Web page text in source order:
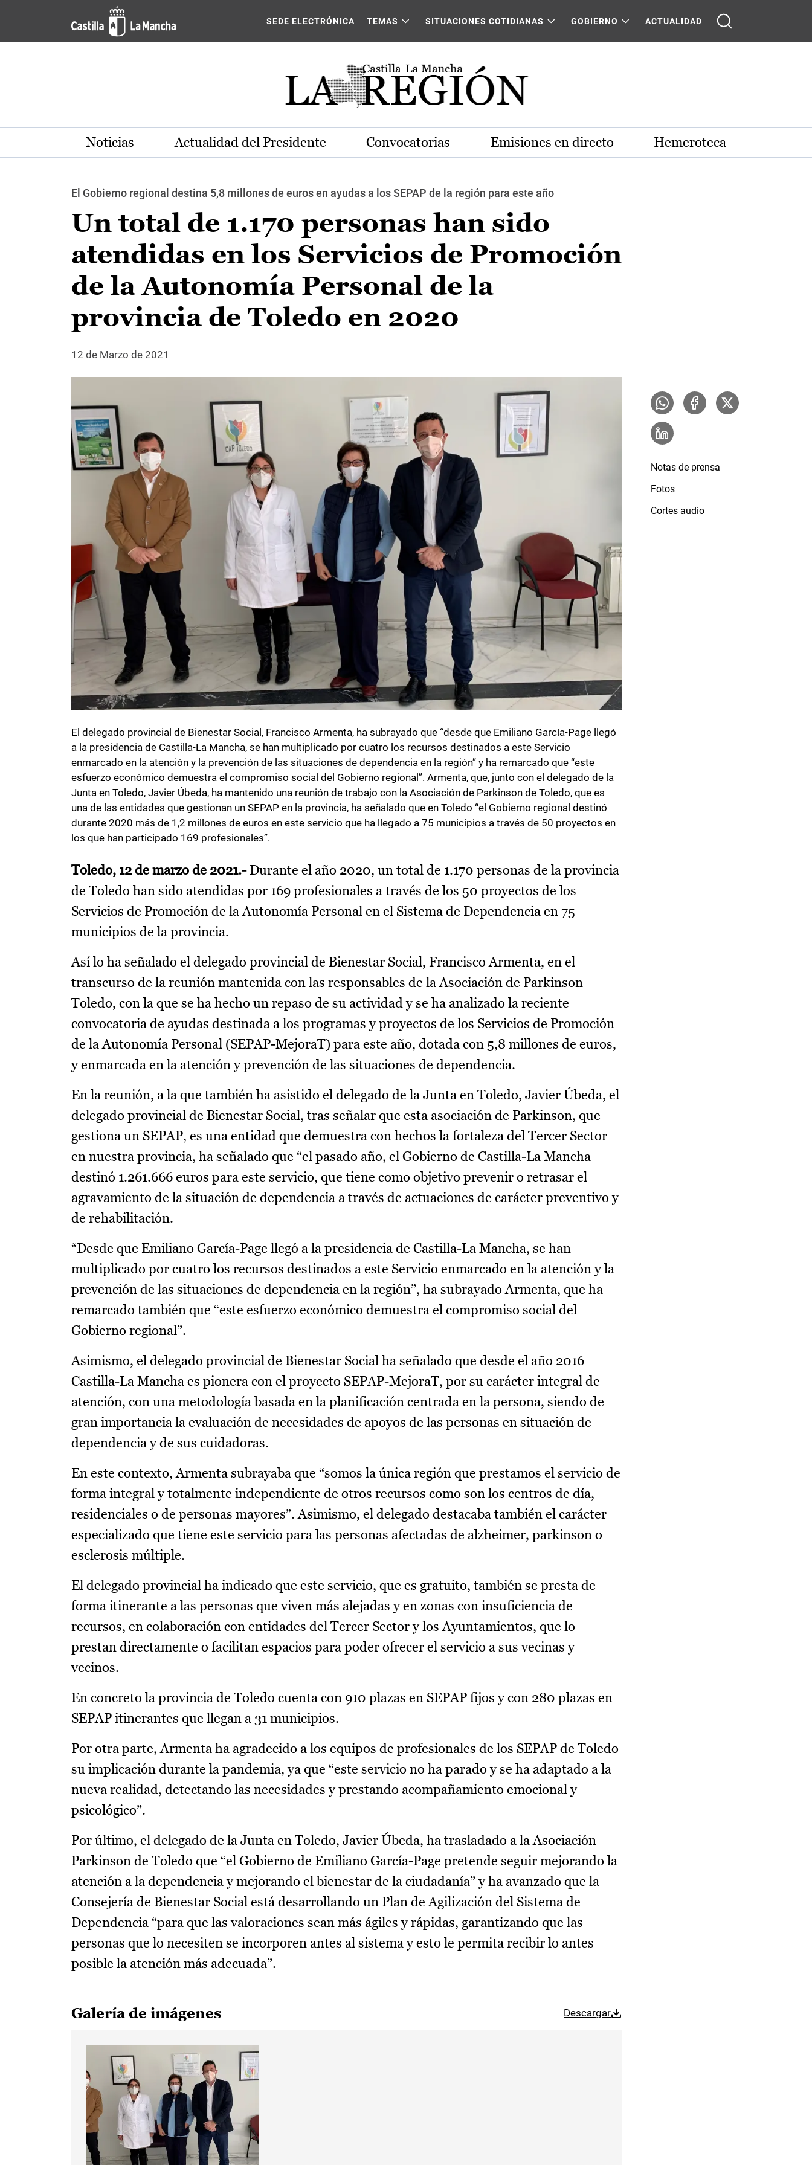
Pasar al contenido principal
SEDE ELECTRÓNICA TEMAS SITUACIONES COTIDIANAS GOBIERNO ACTUALIDAD
Noticias Actualidad del Presidente Convocatorias Emisiones en directo Hemeroteca
El Gobierno regional destina 5,8 millones de euros en ayudas a los SEPAP de la región para este año
Un total de 1.170 personas han sido
atendidas en los Servicios de Promoción
de la Autonomía Personal de la
provincia de Toledo en 2020
12 de Marzo de 2021
El delegado provincial de Bienestar Social, Francisco Armenta, ha subrayado que “desde que Emiliano García-Page llegó
a la presidencia de Castilla-La Mancha, se han multiplicado por cuatro los recursos destinados a este Servicio
enmarcado en la atención y la prevención de las situaciones de dependencia en la región” y ha remarcado que “este
esfuerzo económico demuestra el compromiso social del Gobierno regional”. Armenta, que, junto con el delegado de la
Junta en Toledo, Javier Úbeda, ha mantenido una reunión de trabajo con la Asociación de Parkinson de Toledo, que es
una de las entidades que gestionan un SEPAP en la provincia, ha señalado que en Toledo “el Gobierno regional destinó
durante 2020 más de 1,2 millones de euros en este servicio que ha llegado a 75 municipios a través de 50 proyectos en
los que han participado 169 profesionales”.
Toledo, 12 de marzo de 2021.-Durante el año 2020, un total de 1.170 personas de la provincia
de Toledo han sido atendidas por 169 profesionales a través de los 50 proyectos de los
Servicios de Promoción de la Autonomía Personal en el Sistema de Dependencia en 75
municipios de la provincia.
Así lo ha señalado el delegado provincial de Bienestar Social, Francisco Armenta, en el
transcurso de la reunión mantenida con las responsables de la Asociación de Parkinson
Toledo, con la que se ha hecho un repaso de su actividad y se ha analizado la reciente
convocatoria de ayudas destinada a los programas y proyectos de los Servicios de Promoción
de la Autonomía Personal (SEPAP-MejoraT) para este año, dotada con 5,8 millones de euros,
y enmarcada en la atención y prevención de las situaciones de dependencia.
En la reunión, a la que también ha asistido el delegado de la Junta en Toledo, Javier Úbeda, el
delegado provincial de Bienestar Social, tras señalar que esta asociación de Parkinson, que
gestiona un SEPAP, es una entidad que demuestra con hechos la fortaleza del Tercer Sector
en nuestra provincia, ha señalado que “el pasado año, el Gobierno de Castilla-La Mancha
destinó 1.261.666 euros para este servicio, que tiene como objetivo prevenir o retrasar el
agravamiento de la situación de dependencia a través de actuaciones de carácter preventivo y
de rehabilitación.
“Desde que Emiliano García-Page llegó a la presidencia de Castilla-La Mancha, se han
multiplicado por cuatro los recursos destinados a este Servicio enmarcado en la atención y la
prevención de las situaciones de dependencia en la región”, ha subrayado Armenta, que ha
remarcado también que “este esfuerzo económico demuestra el compromiso social del
Gobierno regional”.
Asimismo, el delegado provincial de Bienestar Social ha señalado que desde el año 2016
Castilla-La Mancha es pionera con el proyecto SEPAP-MejoraT, por su carácter integral de
atención, con una metodología basada en la planificación centrada en la persona, siendo de
gran importancia la evaluación de necesidades de apoyos de las personas en situación de
dependencia y de sus cuidadoras.
En este contexto, Armenta subrayaba que “somos la única región que prestamos el servicio de
forma integral y totalmente independiente de otros recursos como son los centros de día,
residenciales o de personas mayores”. Asimismo, el delegado destacaba también el carácter
especializado que tiene este servicio para las personas afectadas de alzheimer, parkinson o
esclerosis múltiple.
El delegado provincial ha indicado que este servicio, que es gratuito, también se presta de
forma itinerante a las personas que viven más alejadas y en zonas con insuficiencia de
recursos, en colaboración con entidades del Tercer Sector y los Ayuntamientos, que lo
prestan directamente o facilitan espacios para poder ofrecer el servicio a sus vecinas y
vecinos.
En concreto la provincia de Toledo cuenta con 910 plazas en SEPAP fijos y con 280 plazas en
SEPAP itinerantes que llegan a 31 municipios.
Por otra parte, Armenta ha agradecido a los equipos de profesionales de los SEPAP de Toledo
su implicación durante la pandemia, ya que “este servicio no ha parado y se ha adaptado a la
nueva realidad, detectando las necesidades y prestando acompañamiento emocional y
psicológico”.
Por último, el delegado de la Junta en Toledo, Javier Úbeda, ha trasladado a la Asociación
Parkinson de Toledo que “el Gobierno de Emiliano García-Page pretende seguir mejorando la
atención a la dependencia y mejorando el bienestar de la ciudadanía” y ha avanzado que la
Consejería de Bienestar Social está desarrollando un Plan de Agilización del Sistema de
Dependencia “para que las valoraciones sean más ágiles y rápidas, garantizando que las
personas que lo necesiten se incorporen antes al sistema y esto le permita recibir lo antes
posible la atención más adecuada”.
Galería de imágenes Descargar
Notas de prensa
Fotos
Cortes audio